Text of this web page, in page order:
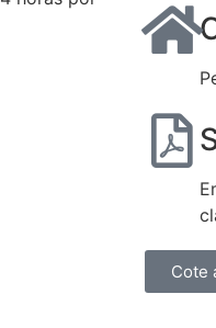
Cote